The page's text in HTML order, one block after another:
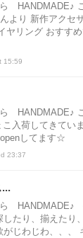
HANDMADE♪
より 新作アクセ
ヤリング おすす
15:59
HANDMADE♪
入荷してきてい
してます☆
23:37
ら HANDMADE♪
たり、揃えたり
じわじわ、、、